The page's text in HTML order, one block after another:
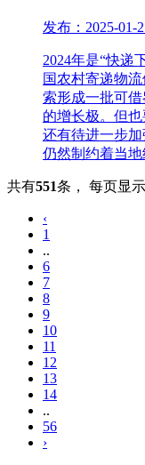
发布：2025-01-
2024年是“快递
国农村寄递物
索形成一批可
的增长极。但
还有待进一步
仍然制约着当地
共有551条 ， 每页显
‹
1
..
6
7
8
9
10
11
12
13
14
..
56
›